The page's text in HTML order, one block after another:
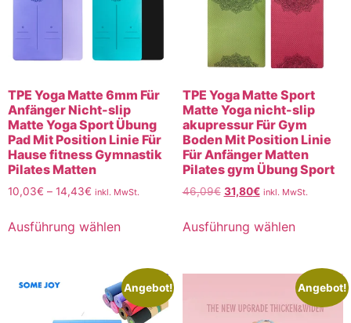
TPE Yoga Matte 6mm Für
Anfänger Nicht-slip
Matte Yoga Sport Übung
Pad Mit Position Linie Für
Hause fitness Gymnastik
Pilates Matten
10,03€ – 14,43€ inkl. MwSt.
Ausführung wählen
TPE Yoga Matte Sport
Matte Yoga nicht-slip
akupressur Für Gym
Boden Mit Position Linie
Für Anfänger Matten
Pilates gym Übung Sport
46,09€ 31,80€ inkl. MwSt.
Ausführung wählen
Angebot! Angebot!